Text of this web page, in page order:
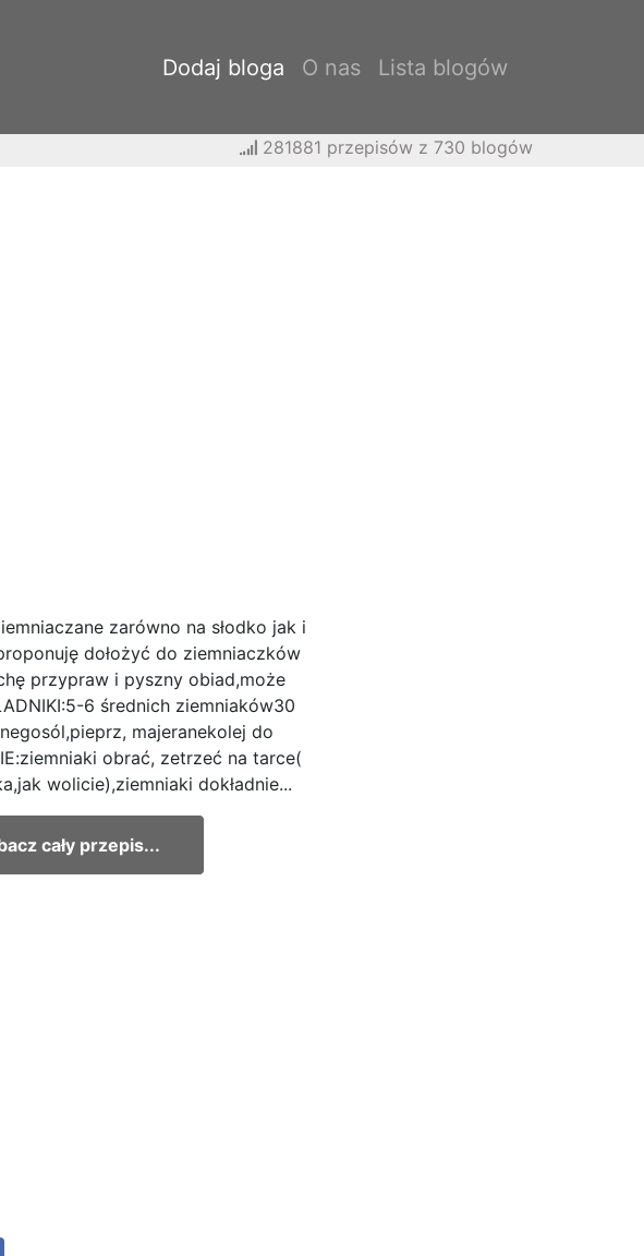
Dodaj bloga O nas Lista blogów
281881 przepisów z 730 blogów
zarówno na słodko jak i
dołożyć do ziemniaczków
przypraw i pyszny obiad,może
6 średnich ziemniaków30
majeranekolej do
obrać, zetrzeć na tarce(
wolicie),ziemniaki dokładnie...
cały przepis...